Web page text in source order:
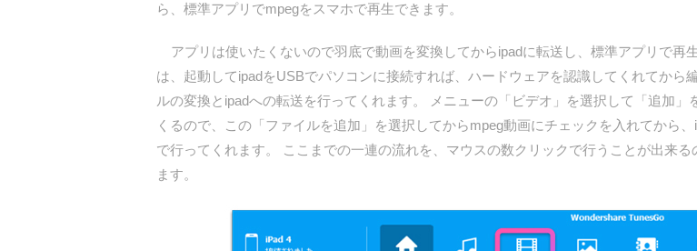
ら、標準アプリでmpegをスマホで再生できます。
アプリは使いたくないので羽底で動画を変換してからipadに転送し、標準アプリで再
は、起動してipadをUSBでパソコンに接続すれば、ハードウェアを認識してくれてから
ルの変換とipadへの転送を行ってくれます。 メニューの「ビデオ」を選択して「追加
くるので、この「ファイルを追加」を選択してからmpeg動画にチェックを入れてから
で行ってくれます。 ここまでの一連の流れを、マウスの数クリックで行うことが出来
ます。